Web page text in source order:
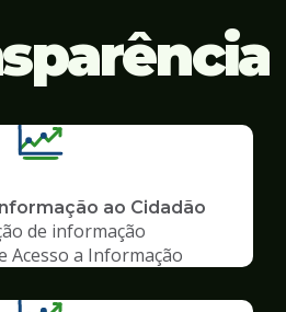
ao Cidadão
de informação
Acesso a Informação